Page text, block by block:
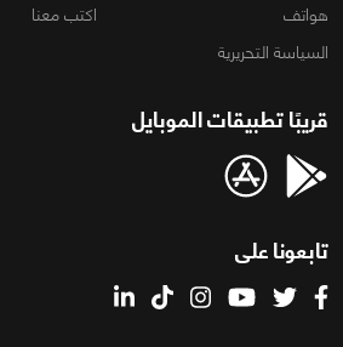
هواتف
اكتب معنا
السياسة التحريرية
قريبًا تطبيقات الموبايل
تابعونا على